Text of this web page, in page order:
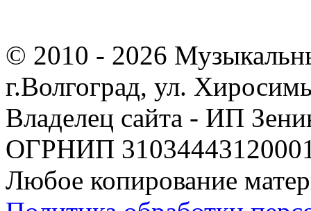
© 2010 - 2026
г.Волгоград, ул.
Владелец сайта - ИП
ОГРНИП
Любое копирование